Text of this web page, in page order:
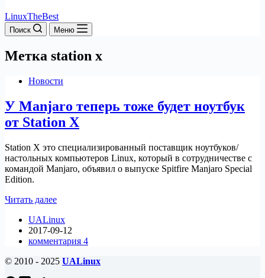
LinuxTheBest
Поиск Меню
Метка station x
Новости
У Manjaro теперь тоже будет ноутбук
от Station X
Station X это специализированный поставщик ноутбуков/
настольных компьютеров Linux, который в сотрудничестве с
командой Manjaro, объявил о выпуске Spitfire Manjaro Special
Edition.
Читать далееУ
теперь
тоже
будет
от
UALinux
2017-09-12
комментария 4
© 2010 - 2025 UALinux